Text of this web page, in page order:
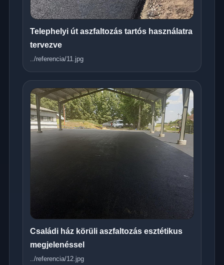
Telephelyi út aszfaltozás tartós használatra
tervezve
../referencia/11.jpg
Családi ház körüli aszfaltozás esztétikus
megjelenéssel
../referencia/12.jpg